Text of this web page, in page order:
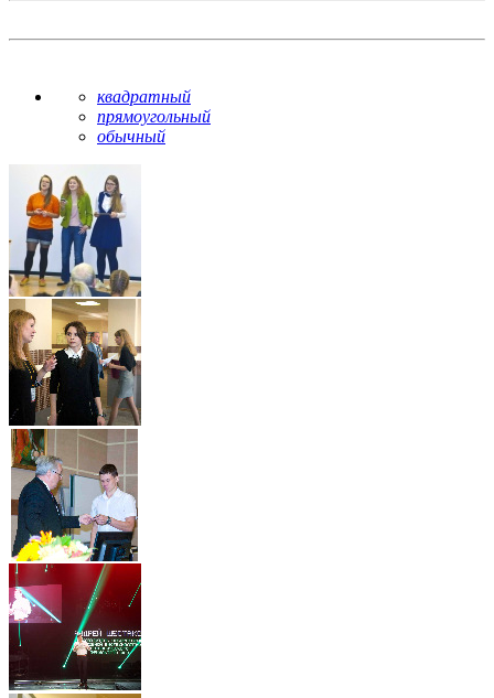
квадратный
прямоугольный
обычный